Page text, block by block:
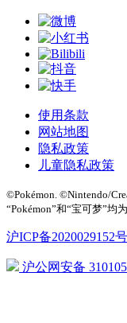
使用条款
网站地图
隐私政策
儿童隐私政策
©Pokémon. ©Nintendo/
“Pokémon”和“宝可梦”均
沪ICP备2020029152
沪公网安备